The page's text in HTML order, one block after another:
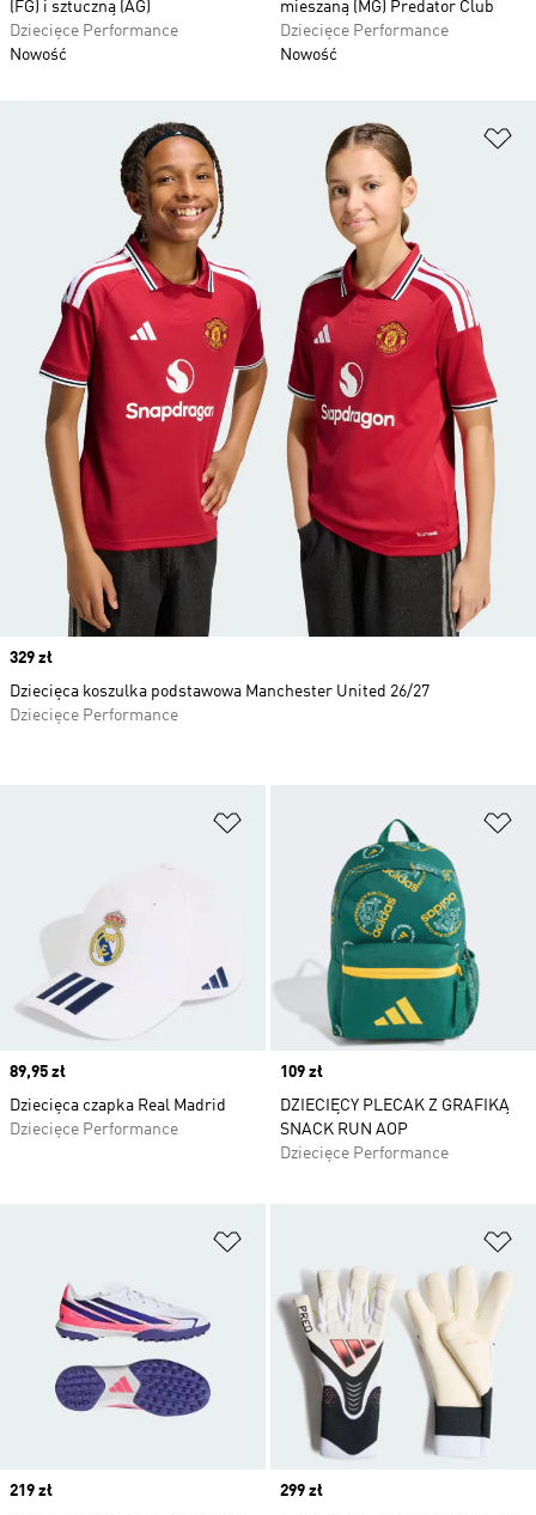
(FG) i sztuczną (AG)
Dziecięce Performance
Nowość
mieszaną (MG) Predator Club
Dziecięce Performance
Nowość
Dodaj do listy życzeń
Price
89,95 zł
Dziecięca czapka Real Madrid
Dziecięce Performance
Price
109 zł
DZIECIĘCY PLECAK Z GRAFIKĄ
SNACK RUN AOP
Dziecięce Performance
Price
219 zł
Price
299 zł
Price
329 zł
Dziecięca koszulka podstawowa Manchester United 26/27
Dziecięce Performance